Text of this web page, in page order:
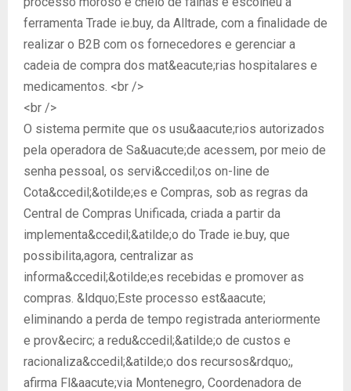
ferramenta Trade ie.buy, da Alltrade, com a finalidade de
realizar o B2B com os fornecedores e gerenciar a
cadeia de compra dos mat&eacute;rias hospitalares e
medicamentos. <br />
<br />
O sistema permite que os usu&aacute;rios autorizados
pela operadora de Sa&uacute;de acessem, por meio de
senha pessoal, os servi&ccedil;os on-line de
Cota&ccedil;&otilde;es e Compras, sob as regras da
Central de Compras Unificada, criada a partir da
implementa&ccedil;&atilde;o do Trade ie.buy, que
possibilita,agora, centralizar as
informa&ccedil;&otilde;es recebidas e promover as
compras. &ldquo;Este processo est&aacute;
eliminando a perda de tempo registrada anteriormente
e prov&ecirc; a redu&ccedil;&atilde;o de custos e
racionaliza&ccedil;&atilde;o dos recursos&rdquo;,
afirma Fl&aacute;via Montenegro, Coordenadora de